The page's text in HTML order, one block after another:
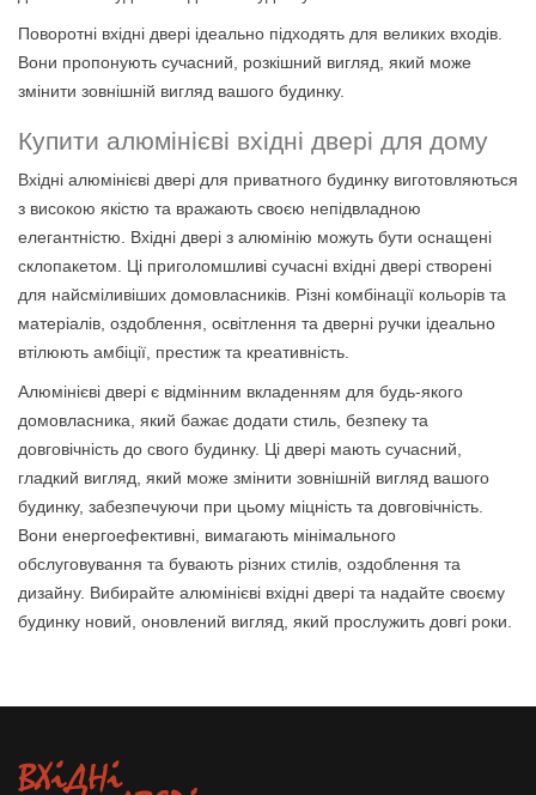
Поворотні вхідні двері ідеально підходять для великих входів.
Вони пропонують сучасний, розкішний вигляд, який може
змінити зовнішній вигляд вашого будинку.
Купити алюмінієві вхідні двері для дому
Вхідні алюмінієві двері для приватного будинку виготовляються
з високою якістю та вражають своєю непідвладною
елегантністю. Вхідні двері з алюмінію можуть бути оснащені
склопакетом. Ці приголомшливі сучасні вхідні двері створені
для найсміливіших домовласників. Різні комбінації кольорів та
матеріалів, оздоблення, освітлення та дверні ручки ідеально
втілюють амбіції, престиж та креативність.
Алюмінієві двері є відмінним вкладенням для будь-якого
домовласника, який бажає додати стиль, безпеку та
довговічність до свого будинку. Ці двері мають сучасний,
гладкий вигляд, який може змінити зовнішній вигляд вашого
будинку, забезпечуючи при цьому міцність та довговічність.
Вони енергоефективні, вимагають мінімального
обслуговування та бувають різних стилів, оздоблення та
дизайну. Вибирайте алюмінієві вхідні двері та надайте своєму
будинку новий, оновлений вигляд, який прослужить довгі роки.